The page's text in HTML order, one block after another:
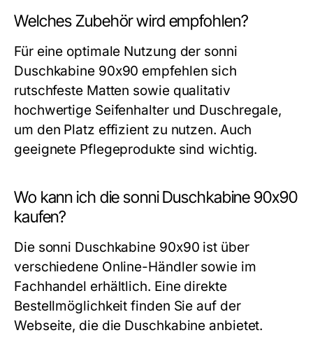
Welches Zubehör wird empfohlen?
Für eine optimale Nutzung der sonni
Duschkabine 90x90 empfehlen sich
rutschfeste Matten sowie qualitativ
hochwertige Seifenhalter und Duschregale,
um den Platz effizient zu nutzen. Auch
geeignete Pflegeprodukte sind wichtig.
Wo kann ich die sonni Duschkabine 90x90
kaufen?
Die sonni Duschkabine 90x90 ist über
verschiedene Online-Händler sowie im
Fachhandel erhältlich. Eine direkte
Bestellmöglichkeit finden Sie auf der
Webseite, die die Duschkabine anbietet.